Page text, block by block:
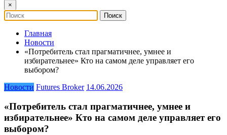
×
Главная
Новости
«Потребитель стал прагматичнее, умнее и
избирательнее» Кто на самом деле управляет его
выбором?
Новости Futures Broker 14.06.2026
«Потребитель стал прагматичнее, умнее и
избирательнее» Кто на самом деле управляет его
выбором?